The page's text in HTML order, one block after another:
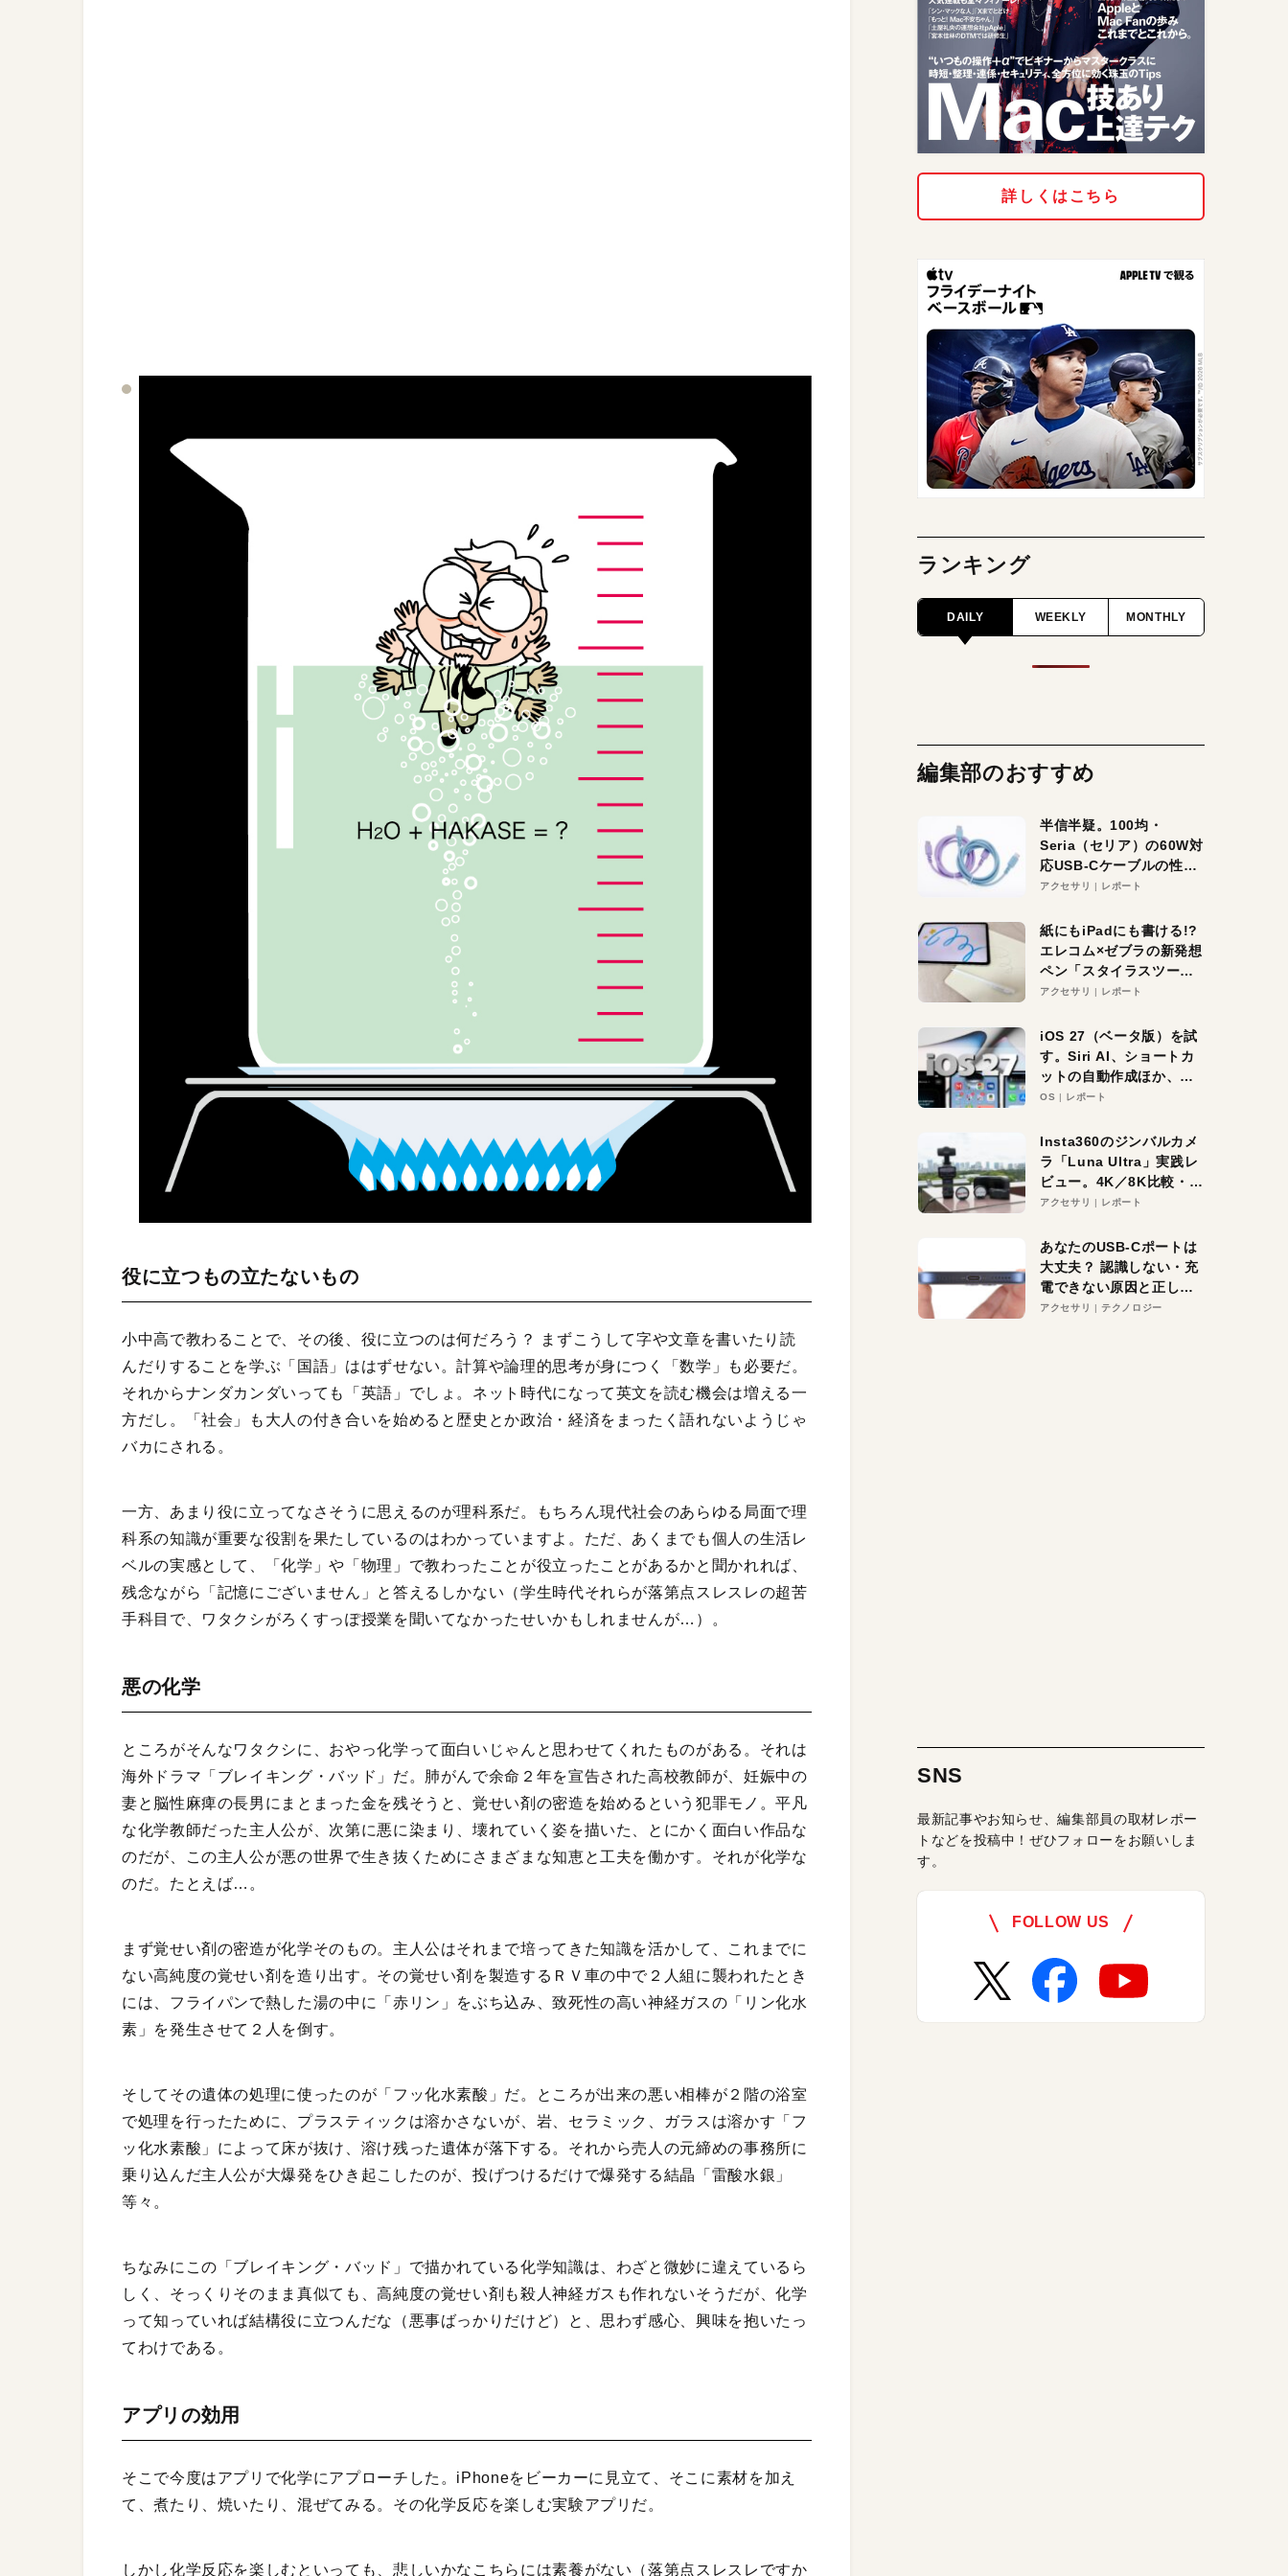
役に立つもの立たないもの
小中高で教わることで、その後、役に立つのは何だろう？ まずこうして字や文章を書いたり読
んだりすることを学ぶ「国語」ははずせない。計算や論理的思考が身につく「数学」も必要だ。
それからナンダカンダいっても「英語」でしょ。ネット時代になって英文を読む機会は増える一
方だし。「社会」も大人の付き合いを始めると歴史とか政治・経済をまったく語れないようじゃ
バカにされる。
一方、あまり役に立ってなさそうに思えるのが理科系だ。もちろん現代社会のあらゆる局面で理
科系の知識が重要な役割を果たしているのはわかっていますよ。ただ、あくまでも個人の生活レ
ベルの実感として、「化学」や「物理」で教わったことが役立ったことがあるかと聞かれれば、
残念ながら「記憶にございません」と答えるしかない（学生時代それらが落第点スレスレの超苦
手科目で、ワタクシがろくすっぽ授業を聞いてなかったせいかもしれませんが…）。
悪の化学
ところがそんなワタクシに、おやっ化学って面白いじゃんと思わせてくれたものがある。それは
海外ドラマ「ブレイキング・バッド」だ。肺がんで余命２年を宣告された高校教師が、妊娠中の
妻と脳性麻痺の長男にまとまった金を残そうと、覚せい剤の密造を始めるという犯罪モノ。平凡
な化学教師だった主人公が、次第に悪に染まり、壊れていく姿を描いた、とにかく面白い作品な
のだが、この主人公が悪の世界で生き抜くためにさまざまな知恵と工夫を働かす。それが化学な
のだ。たとえば…。
まず覚せい剤の密造が化学そのもの。主人公はそれまで培ってきた知識を活かして、これまでに
ない高純度の覚せい剤を造り出す。その覚せい剤を製造するＲＶ車の中で２人組に襲われたとき
には、フライパンで熱した湯の中に「赤リン」をぶち込み、致死性の高い神経ガスの「リン化水
素」を発生させて２人を倒す。
そしてその遺体の処理に使ったのが「フッ化水素酸」だ。ところが出来の悪い相棒が２階の浴室
で処理を行ったために、プラスティックは溶かさないが、岩、セラミック、ガラスは溶かす「フ
ッ化水素酸」によって床が抜け、溶け残った遺体が落下する。それから売人の元締めの事務所に
乗り込んだ主人公が大爆発をひき起こしたのが、投げつけるだけで爆発する結晶「雷酸水銀」
等々。
ちなみにこの「ブレイキング・バッド」で描かれている化学知識は、わざと微妙に違えているら
しく、そっくりそのまま真似ても、高純度の覚せい剤も殺人神経ガスも作れないそうだが、化学
って知っていれば結構役に立つんだな（悪事ばっかりだけど）と、思わず感心、興味を抱いたっ
てわけである。
アプリの効用
そこで今度はアプリで化学にアプローチした。iPhoneをビーカーに見立て、そこに素材を加え
て、煮たり、焼いたり、混ぜてみる。その化学反応を楽しむ実験アプリだ。
しかし化学反応を楽しむといっても、悲しいかなこちらには素養がない（落第点スレスレですか
詳しくはこちら
ランキング
DAILY WEEKLY MONTHLY
編集部のおすすめ
半信半疑。100均・
Seria（セリア）の60W対
応USB-Cケーブルの性能
を検証。超コスパの1本を
アクセサリ レポート
紙にもiPadにも書ける!?
エレコム×ゼブラの新発想
ペン「スタイラスツーウ
ェイ」レビュー。持ち替
アクセサリ レポート
iOS 27（ベータ版）を試
す。Siri AI、ショートカ
ットの自動作成ほか、期
待大の便利機能5選。
る未来はすぐそこ！
OS レポート
Insta360のジンバルカメ
ラ「Luna Ultra」実践レ
ビュー。4K／8K比較・ズ
ーム・夜間撮影をチェッ
アクセサリ レポート
あなたのUSB-Cポートは
大丈夫？ 認識しない・充
電できない原因と正しい
対策
アクセサリ テクノロジー
SNS
最新記事やお知らせ、編集部員の取材レポー
トなどを投稿中！ぜひフォローをお願いしま
す。
FOLLOW US